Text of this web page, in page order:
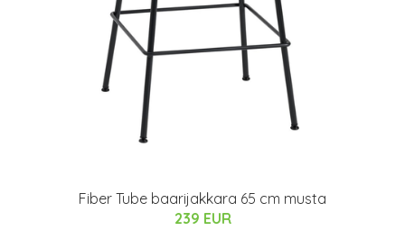
Fiber Tube baarijakkara 65 cm musta
239 EUR